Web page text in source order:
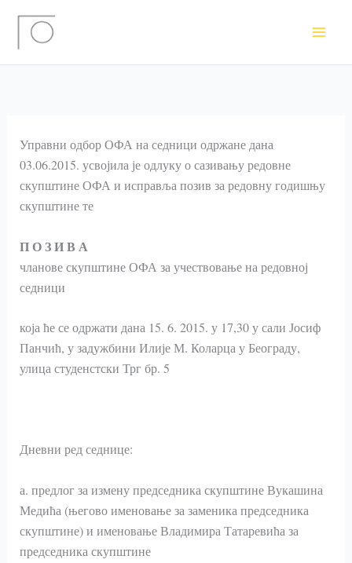
садржај
Управни одбор ОФА на седници одржане дана
03.06.2015. усвојила је одлуку о сазивању редовне
скупштине ОФА и исправља позив за редовну годишњу
скупштине те
П О З И В А
чланове скупштине ОФА за учествовање на редовној
седници
која ће се одржати дана 15. 6. 2015. у 17,30 у сали Јосиф
Панчић, у задужбини Илије М. Коларца у Београду,
улица студенстски Трг бр. 5
Дневни ред седнице:
а. предлог за измену председника скупштине Вукашина
Медића (његово именовање за заменика председника
скупштине) и именовање Владимира Татаревића за
председника скупштине